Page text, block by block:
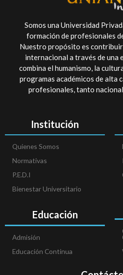
Somos una Universidad
formación de profesionales
Nuestro propósito es
internacional a través de una
combina el humanismo, la
programas académicos de alta
profesionales, tanto
Institución
Quienes Somos
Normativas
P.E.D.I
Bienestar Universitario
Educación
Admisión
Educación Continua